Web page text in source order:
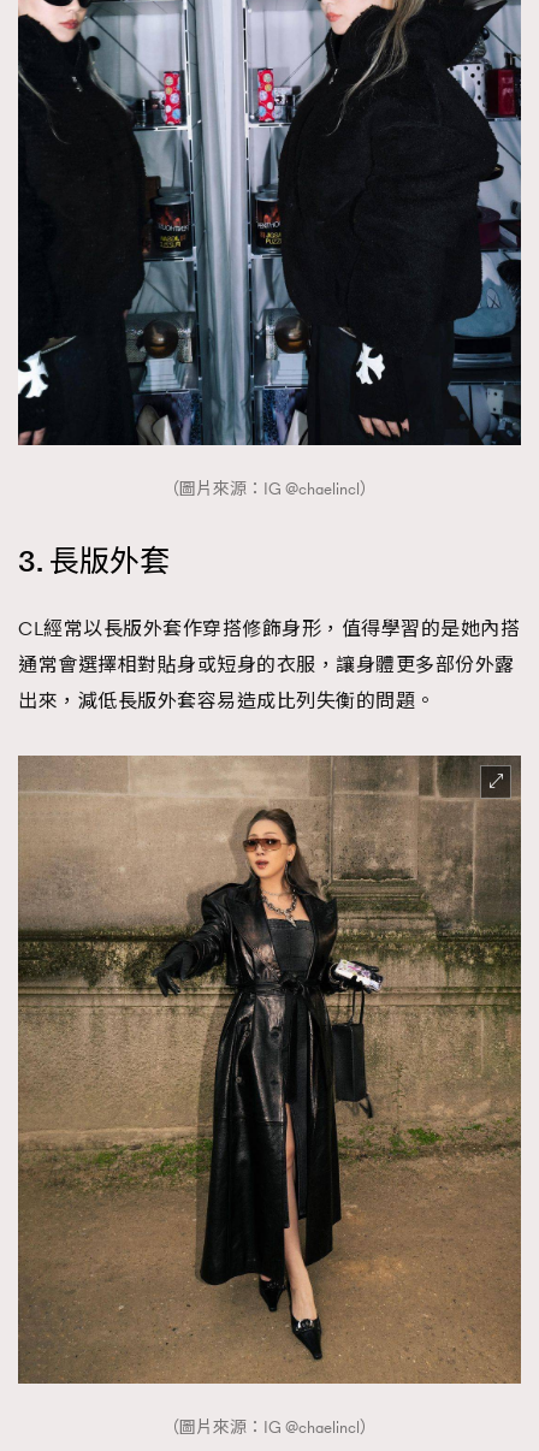
TRENDING
AFrenchMind
DressLikeAParisienne
EmpowerF
FashionWeek FigaroAesthetic
（圖片來源：IG @chaelincl）
3. 長版外套
CL經常以長版外套作穿搭修飾身形，值得學習的是她內搭
通常會選擇相對貼身或短身的衣服，讓身體更多部份外露
出來，減低長版外套容易造成比列失衡的問題。
（圖片來源：IG @chaelincl）